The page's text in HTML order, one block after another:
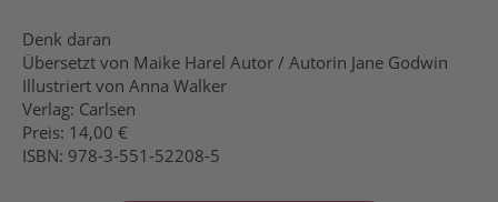
Denk daran
Übersetzt von Maike Harel Autor / Autorin Jane Godwin
Illustriert von Anna Walker
Verlag: Carlsen
Preis: 14,00 €
ISBN: 978-3-551-52208-5